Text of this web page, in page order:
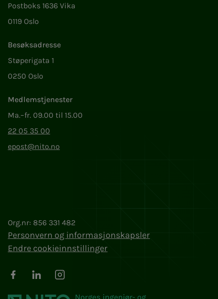
Postboks 1636 Vika
0119 Oslo
Besøksadresse
Støperigata 1
0250 Oslo
Medlemstjenester
Ma.–fr. 09.00 til 15.00
22 05 35 00
epost@nito.no
Org.nr: 856 331 482
Personvern og informasjonskapsler
Endre cookieinnstillinger
FacebookLinkedInInstagram